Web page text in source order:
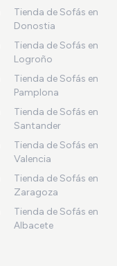
Tienda de Sofás en
Donostia
Tienda de Sofás en
Logroño
Tienda de Sofás en
Pamplona
Tienda de Sofás en
Santander
Tienda de Sofás en
Valencia
Tienda de Sofás en
Zaragoza
Tienda de Sofás en
Albacete